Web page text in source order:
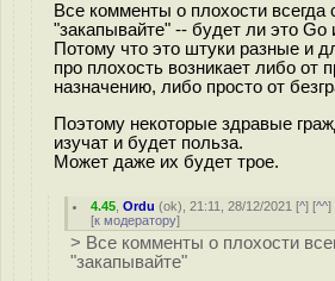
Все комменты о плохости всегда
"закапывайте" -- будет ли это Go
Потому что это штуки разные и
про плохость возникает либо от
назначению, либо просто от
Поэтому некоторые здравые
изучат и будет польза.
Может даже их будет трое.
4.45 ,Ordu (ok), 21:11, 28/12/2021 [^] [^^]
[к модератору]
> Все комменты о плохости
"закапывайте"